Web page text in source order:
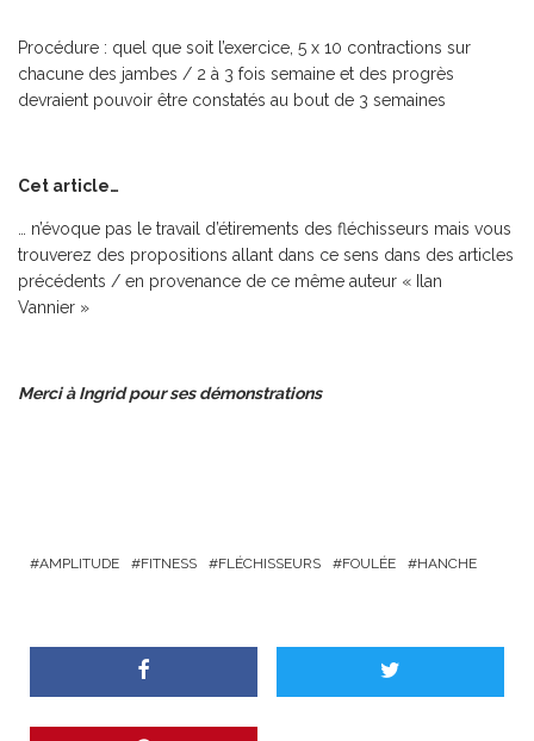
Procédure : quel que soit l’exercice, 5 x 10 contractions sur
chacune des jambes / 2 à 3 fois semaine et des progrès
devraient pouvoir être constatés au bout de 3 semaines
Cet article…
… n’évoque pas le travail d’étirements des fléchisseurs mais vous
trouverez des propositions allant dans ce sens dans des articles
précédents / en provenance de ce même auteur « Ilan
Vannier »
Merci à Ingrid pour ses démonstrations
AMPLITUDE FITNESS FLÉCHISSEURS FOULÉE HANCHE